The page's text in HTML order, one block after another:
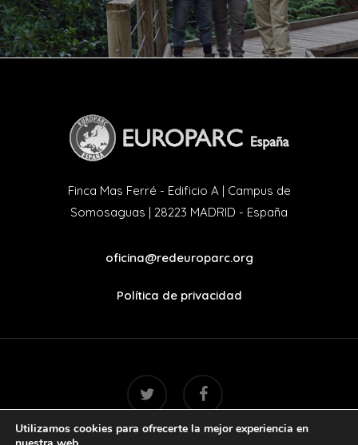
Finca Mas Ferré - Edificio A | Campus de
Somosaguas | 28223 MADRID - España
oficina@redeuroparc.org
Política de privacidad
twitter facebook
Utilizamos cookies para ofrecerte la mejor experiencia en